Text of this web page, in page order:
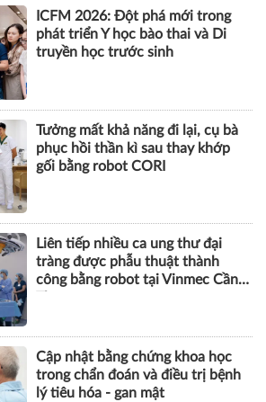
ICFM 2026: Đột phá mới trong
phát triển Y học bào thai và Di
truyền học trước sinh
Tưởng mất khả năng đi lại, cụ bà
phục hồi thần kì sau thay khớp
gối bằng robot CORI
Liên tiếp nhiều ca ung thư đại
tràng được phẫu thuật thành
công bằng robot tại Vinmec Cần
Cập nhật bằng chứng khoa học
trong chẩn đoán và điều trị bệnh
lý tiêu hóa - gan mật